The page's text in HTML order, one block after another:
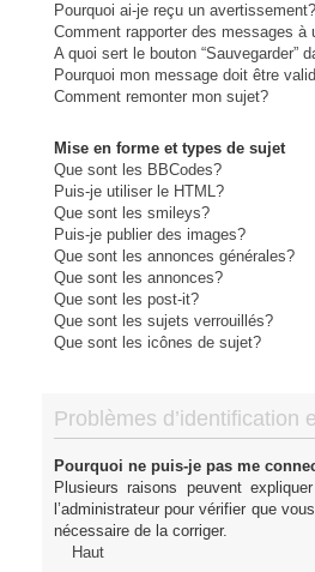
Pourquoi ai-je reçu un avertissement?
Comment rapporter des messages à
A quoi sert le bouton “Sauvegarder”
Pourquoi mon message doit être
Comment remonter mon sujet?
Mise en forme et types de sujet
Que sont les BBCodes?
Puis-je utiliser le HTML?
Que sont les smileys?
Puis-je publier des images?
Que sont les annonces générales?
Que sont les annonces?
Que sont les post-it?
Que sont les sujets verrouillés?
Que sont les icônes de sujet?
Problèmes d’identification
Pourquoi ne puis-je pas me
Plusieurs raisons peuvent
l’administrateur pour vérifier que
nécessaire de la corriger.
Haut